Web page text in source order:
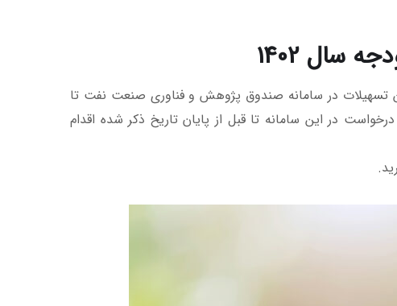
می‌رساند، آخرین مهلت ثبت درخواست این تسهیلات در سامانه صندوق پژوهش و فناوری صنعت نفت تا
به ثبت درخواست در این سامانه تا قبل از پایان تاریخ ذکر شده اقدام